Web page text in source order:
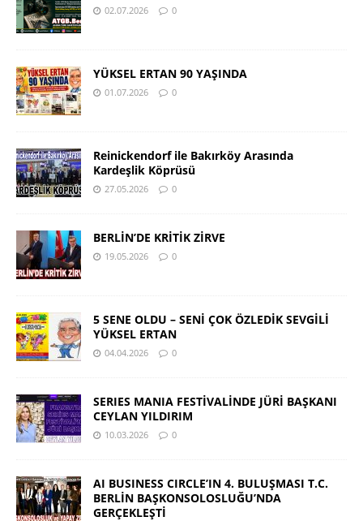
02.07.2026 0
YÜKSEL ERTAN 90 YAŞINDA
01.07.2026 0
Reinickendorf ile Bakırköy Arasında
Kardeşlik Köprüsü
27.05.2026 0
BERLİN’DE KRİTİK ZİRVE
19.05.2026 0
5 SENE OLDU – SENİ ÇOK ÖZLEDİK SEVGİLİ
YÜKSEL ERTAN
04.04.2026 0
SERIES MANIA FESTİVALİNDE JÜRİ BAŞKANI
CEYLAN YILDIRIM
10.03.2026 0
AI BUSINESS CIRCLE’IN 4. BULUŞMASI T.C.
BERLİN BAŞKONSOLOSLUĞU’NDA
GERÇEKLEŞTİ